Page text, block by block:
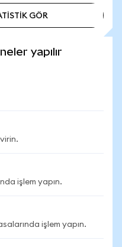
GÖR
yapılır
işlem yapın.
işlem yapın.